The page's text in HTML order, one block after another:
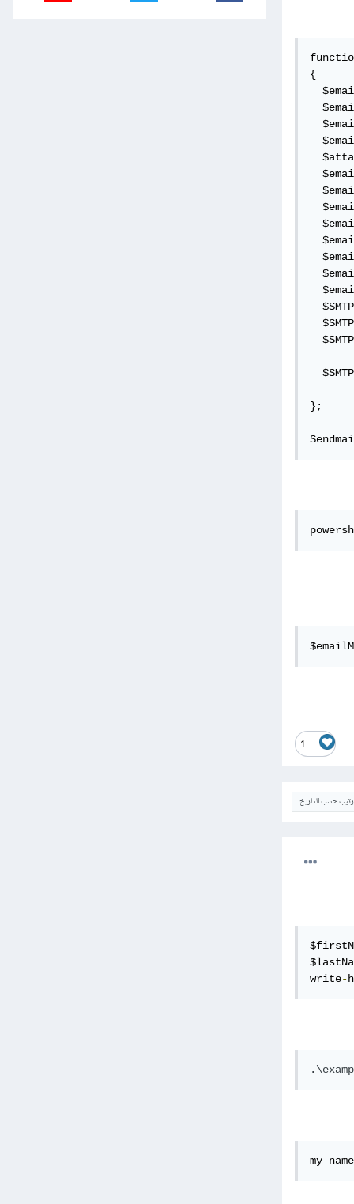
{
};
1
حسب التاريخ
write-
my